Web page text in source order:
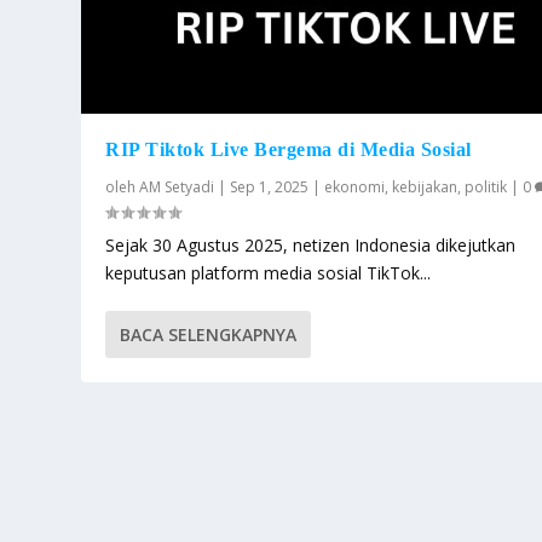
RIP Tiktok Live Bergema di Media Sosial
olehAM Setyadi | Sep 1, 2025 | ekonomi, kebijakan, politik | 0
Sejak 30 Agustus 2025, netizen Indonesia dikejutkan
keputusan platform media sosial TikTok...
BACA SELENGKAPNYA